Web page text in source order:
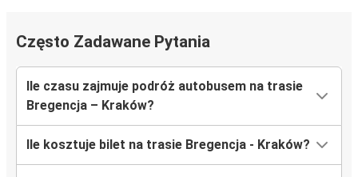
Często Zadawane Pytania
Ile czasu zajmuje podróż autobusem na trasie
Bregencja – Kraków?
Ile kosztuje bilet na trasie Bregencja - Kraków?